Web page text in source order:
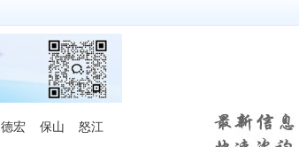
德宏 保山 怒江